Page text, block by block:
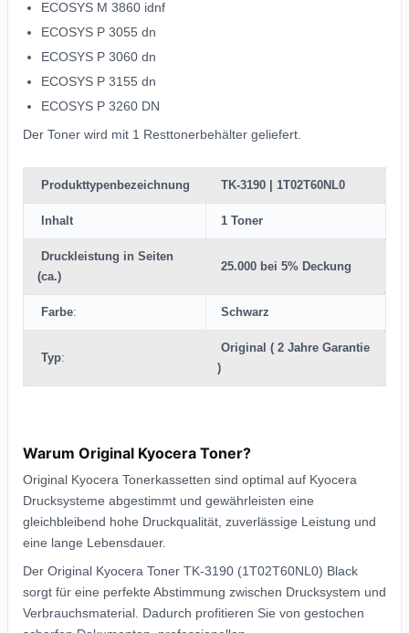
ECOSYS M 3860 idnf
ECOSYS P 3055 dn
ECOSYS P 3060 dn
ECOSYS P 3155 dn
ECOSYS P 3260 DN
Der Toner wird mit 1 Resttonerbehälter geliefert.
Produkttypenbezeichnung TK-3190 | 1T02T60NL0
Inhalt 1 Toner
Druckleistung in Seiten
(ca.)
25.000 bei 5% Deckung
Farbe: Schwarz
Typ:
Original ( 2 Jahre Garantie
)
Warum Original Kyocera Toner?
Original Kyocera Tonerkassetten sind optimal auf Kyocera
Drucksysteme abgestimmt und gewährleisten eine
gleichbleibend hohe Druckqualität, zuverlässige Leistung und
eine lange Lebensdauer.
Der Original Kyocera Toner TK-3190 (1T02T60NL0) Black
sorgt für eine perfekte Abstimmung zwischen Drucksystem und
Verbrauchsmaterial. Dadurch profitieren Sie von gestochen